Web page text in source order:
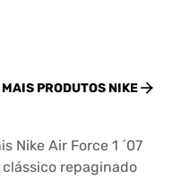
MAIS PRODUTOS NIKE
Nike Air Force 1 ´07
repaginado